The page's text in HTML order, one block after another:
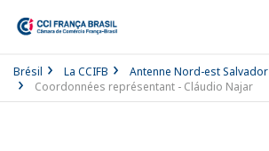
Brésil La CCIFB
Antenne Nord-est Salvador
Coordonnées représentant - Cláudio Najar